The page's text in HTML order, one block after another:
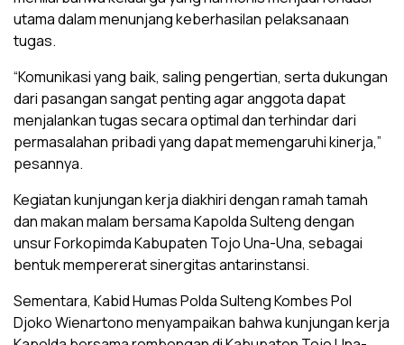
utama dalam menunjang keberhasilan pelaksanaan
tugas.
“Komunikasi yang baik, saling pengertian, serta dukungan
dari pasangan sangat penting agar anggota dapat
menjalankan tugas secara optimal dan terhindar dari
permasalahan pribadi yang dapat memengaruhi kinerja,”
pesannya.
Kegiatan kunjungan kerja diakhiri dengan ramah tamah
dan makan malam bersama Kapolda Sulteng dengan
unsur Forkopimda Kabupaten Tojo Una-Una, sebagai
bentuk mempererat sinergitas antarinstansi.
Sementara, Kabid Humas Polda Sulteng Kombes Pol
Djoko Wienartono menyampaikan bahwa kunjungan kerja